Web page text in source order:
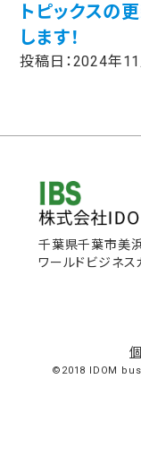
トピックスの
します！
投稿日：2024年
千葉県千葉市美
ワールドビジネス
©2018 IDOM